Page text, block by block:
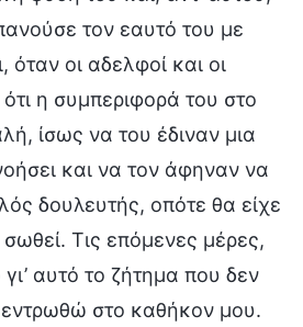
τον εαυτό του με
όταν οι αδελφοί και οι
η συμπεριφορά του στο
ίσως να του έδιναν μια
και να τον άφηναν να
δουλευτής, οπότε θα είχε
Τις επόμενες μέρες,
αυτό το ζήτημα που δεν
στο καθήκον μου.